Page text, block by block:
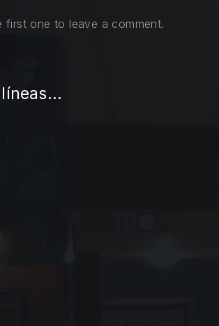
first one to leave a comment.